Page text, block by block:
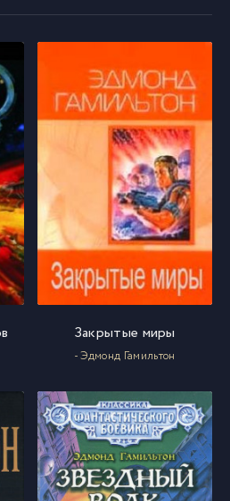
Закрытые миры
- Эдмонд Гамильтон